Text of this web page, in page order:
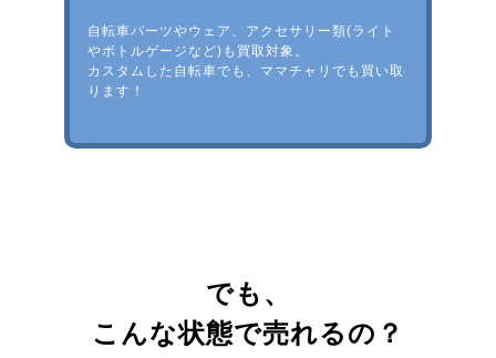
自転車パーツやウェア、アクセサリー類(ライト
やボトルゲージなど)も買取対象。
カスタムした自転車でも、ママチャリでも買い取
ります！
でも、
こんな状態で売れるの？